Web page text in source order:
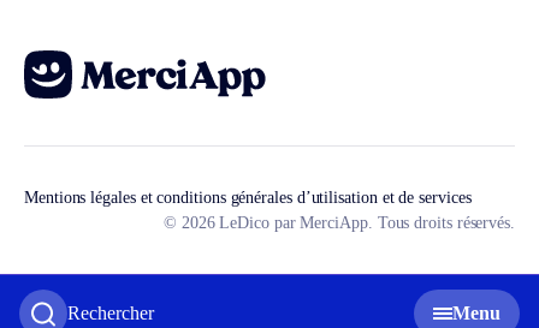
Rechercher Menu
Mentions légales et conditions générales d’utilisation et de services
© 2026 LeDico par MerciApp. Tous droits réservés.